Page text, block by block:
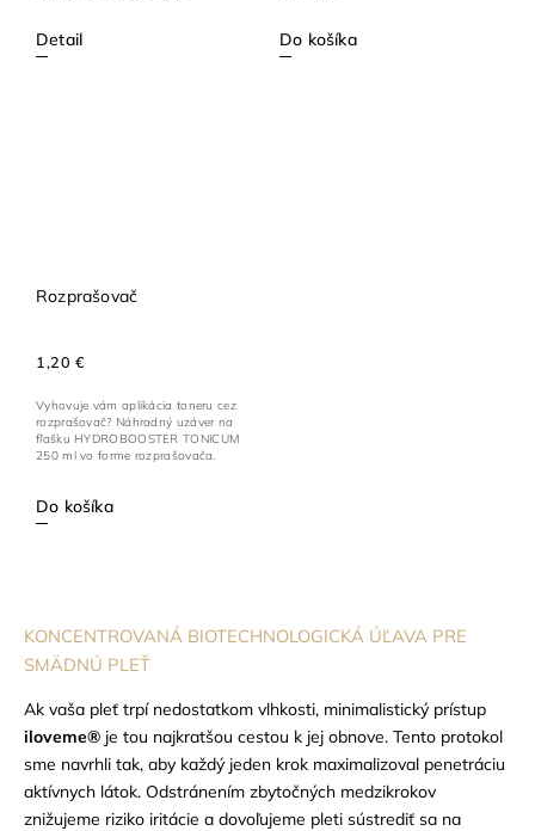
Detail Do košíka
Rozprašovač
1,20 €
Do košíka
Vyhovuje vám aplikácia toneru cez
rozprašovač? Náhradný uzáver na
fľašku HYDROBOOSTER TONICUM
250 ml vo forme rozprašovača.
KONCENTROVANÁ BIOTECHNOLOGICKÁ ÚĽAVA PRE
SMÄDNÚ PLEŤ
Ak vaša pleť trpí nedostatkom vlhkosti, minimalistický prístup
iloveme® je tou najkratšou cestou k jej obnove. Tento protokol
sme navrhli tak, aby každý jeden krok maximalizoval penetráciu
aktívnych látok. Odstránením zbytočných medzikrokov
znižujeme riziko iritácie a dovoľujeme pleti sústrediť sa na